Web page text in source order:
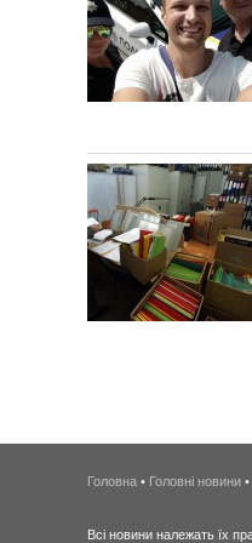
Головна • Головні новини •
Всі новини належать їх